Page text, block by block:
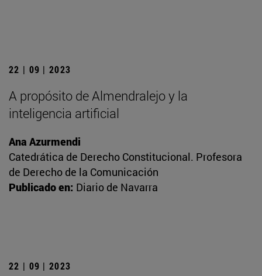
22 | 09 | 2023
A propósito de Almendralejo y la
inteligencia artificial
Ana Azurmendi
Catedrática de Derecho Constitucional. Profesora
de Derecho de la Comunicación
Publicado en: Diario de Navarra
22 | 09 | 2023